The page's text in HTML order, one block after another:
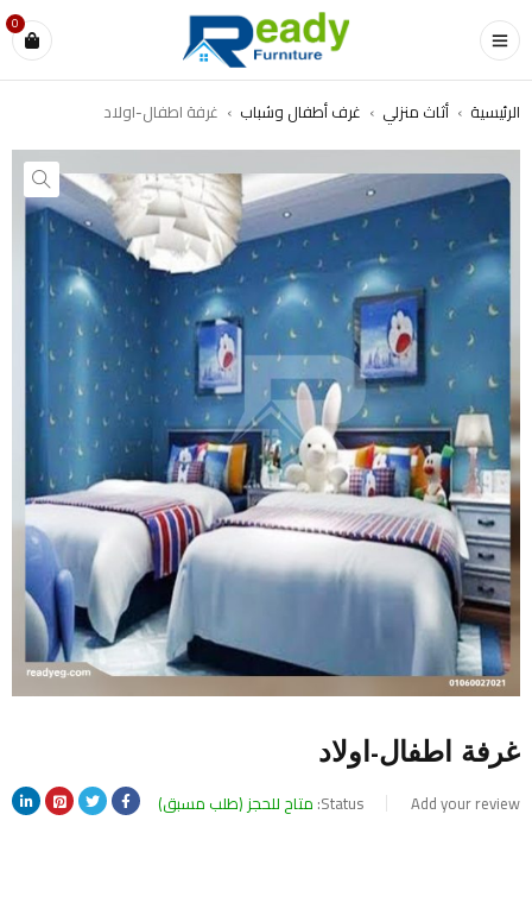
0
الرئيسية › أثاث منزلي › غرف أطفال وشباب › غرفة اطفال-اولاد
غرفة اطفال-اولاد
Add your review
Status: متاح للحجز (طلب مسبق)